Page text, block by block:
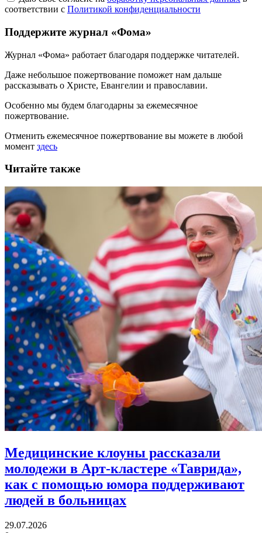
соответствии с Политикой конфиденциальности
Поддержите журнал «Фома»
Журнал «Фома» работает благодаря поддержке читателей.
Даже небольшое пожертвование поможет нам дальше
рассказывать о Христе, Евангелии и православии.
Особенно мы будем благодарны за ежемесячное
пожертвование.
Отменить ежемесячное пожертвование вы можете в любой
момент здесь
Читайте также
Медицинские клоуны рассказали
молодежи в Арт-кластере «Таврида»,
как с помощью юмора поддерживают
людей в больницах
29.07.2026